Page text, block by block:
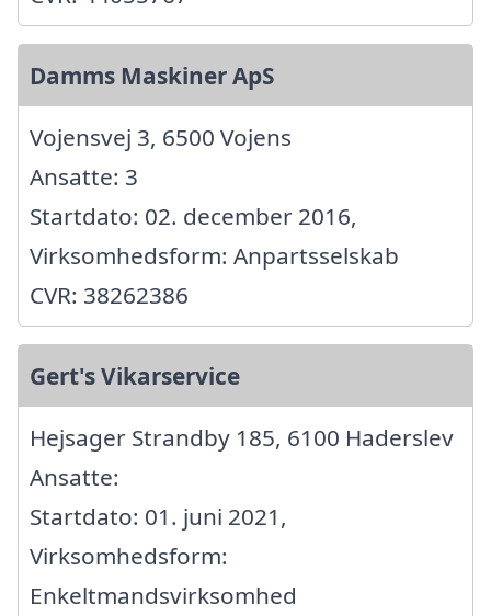
Damms Maskiner ApS
Vojensvej 3, 6500 Vojens
Ansatte: 3
Startdato: 02. december 2016,
Virksomhedsform: Anpartsselskab
CVR: 38262386
Gert's Vikarservice
Hejsager Strandby 185, 6100 Haderslev
Ansatte:
Startdato: 01. juni 2021,
Virksomhedsform:
Enkeltmandsvirksomhed